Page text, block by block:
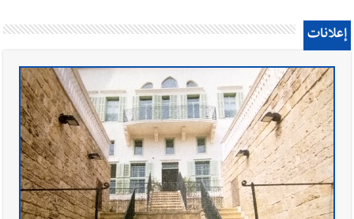
إعلانات